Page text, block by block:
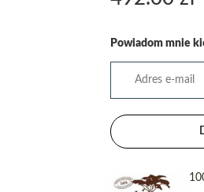
Powiadom mnie